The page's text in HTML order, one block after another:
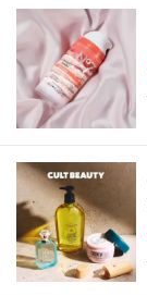
名建议将提交给
跨越时空的
谷”
一批用肉眼直接
早些时候发文称
传回的新图像
（Orientale
测到整个海盆。”